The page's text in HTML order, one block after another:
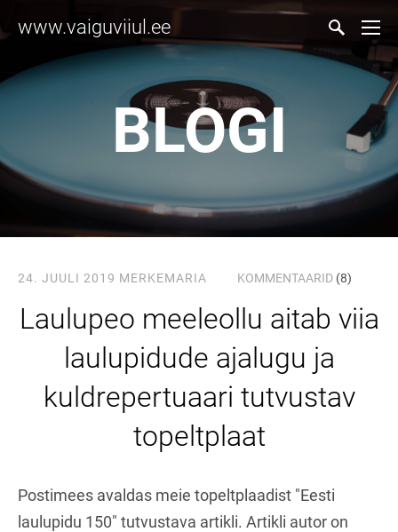
www.vaiguviiul.ee
BLOGI
24. JUULI 2019 MERKEMARIA KOMMENTAARID (8)
Laulupeo meeleollu aitab viia
laulupidude ajalugu ja
kuldrepertuaari tutvustav
topeltplaat
Postimees avaldas meie topeltplaadist "Eesti
laulupidu 150" tutvustava artikli. Artikli autor on